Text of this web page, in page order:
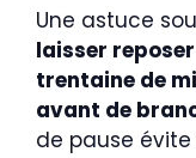
Une astuce
laisser
trentaine de
avant de
de pause